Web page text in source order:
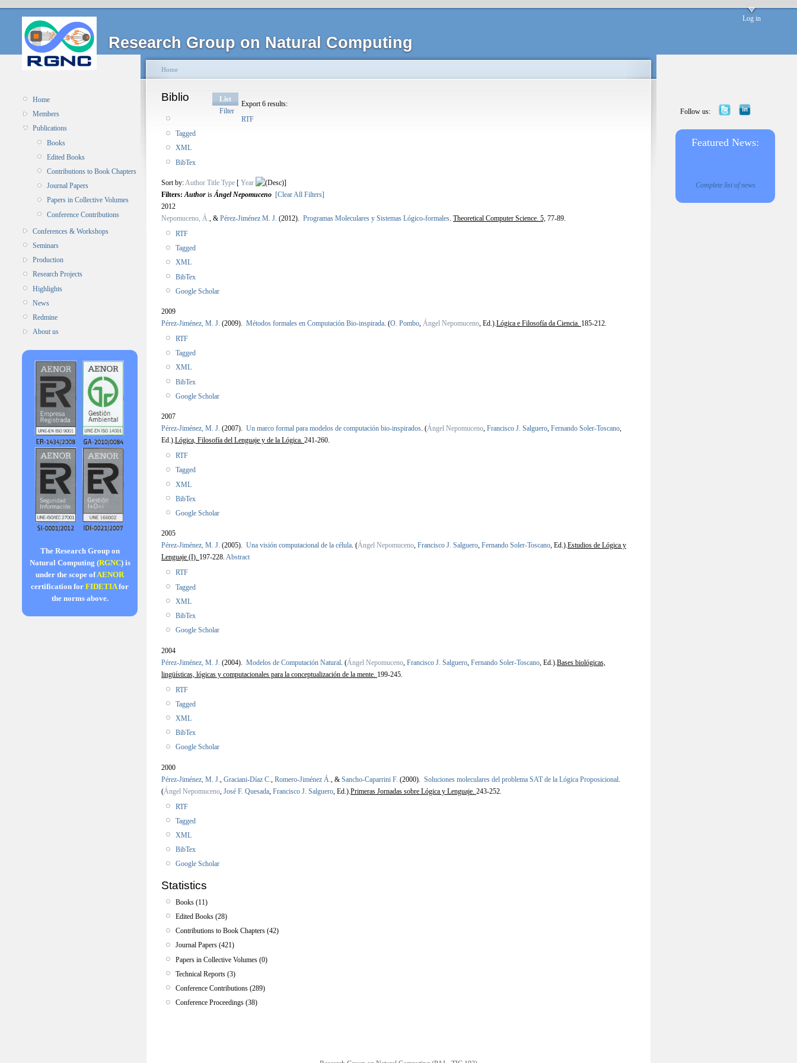
Research Group on Natural Computing
Log in
Home
Members
Publications
Books
Edited Books
Contributions to Book Chapters
Journal Papers
Papers in Collective Volumes
Conference Contributions
Conferences & Workshops
Seminars
Production
Research Projects
Highlights
News
Redmine
About us
The Research Group on
Natural Computing (RGNC) is
under the scope ofAENOR
certification for FIDETIAfor
the norms above.
Home
Biblio
List
Filter
Export 6 results:
RTF
Tagged
XML
BibTex
Sort by:Author Title Type [ Year
]
Filters:Author isÁngel Nepomuceno [Clear All Filters]
2012
Nepomuceno, Á., & Pérez-Jiménez M. J. (2012). Programas Moleculares y Sistemas Lógico-formales. Theoretical Computer Science. 5, 77-89.
RTF
Tagged
XML
BibTex
Google Scholar
2009
Pérez-Jiménez, M. J. (2009). Métodos formales en Computación Bio-inspirada. (O. Pombo, Ángel Nepomuceno, Ed.).Lógica e Filosofía da Ciencia. 185-212.
RTF
Tagged
XML
BibTex
Google Scholar
2007
Pérez-Jiménez, M. J. (2007). Un marco formal para modelos de computación bio-inspirados. (Ángel Nepomuceno, Francisco J. Salguero, Fernando Soler-Toscano,
Ed.).Lógica, Filosofía del Lenguaje y de la Lógica. 241-260.
RTF
Tagged
XML
BibTex
Google Scholar
2005
Pérez-Jiménez, M. J. (2005). Una visión computacional de la célula. (Ángel Nepomuceno, Francisco J. Salguero, Fernando Soler-Toscano, Ed.).Estudios de Lógica y
Lenguaje (I). 197-228. Abstract
RTF
Tagged
XML
BibTex
Google Scholar
2004
Pérez-Jiménez, M. J. (2004). Modelos de Computación Natural (Ángel Nepomuceno Francisco J. Salguero Fernando Soler-Toscano , Ed.). Bases biológicas,
lingüísticas, lógicas y computacionales para la conceptualización de la mente. 199-245.
RTF
Tagged
XML
BibTex
Google Scholar
2000
Pérez-Jiménez, M. J.
Graciani-Díaz C. Romero-Jiménez Á. , & Sancho-Caparrini F. (2000). Soluciones moleculares del problema SAT de la Lógica Proposicional
(Ángel Nepomuceno José F. Quesada Francisco J. Salguero , Ed.). Primeras Jornadas sobre Lógica y Lenguaje. 243-252.
RTF
Tagged
XML
BibTex
Google Scholar
Statistics
Books (11)
Edited Books (28)
Contributions to Book Chapters (42)
Journal Papers (421)
Papers in Collective Volumes (0)
Technical Reports (3)
Conference Contributions (289)
Conference Proceedings (38)
Follow us:
Featured News:
Complete list of news